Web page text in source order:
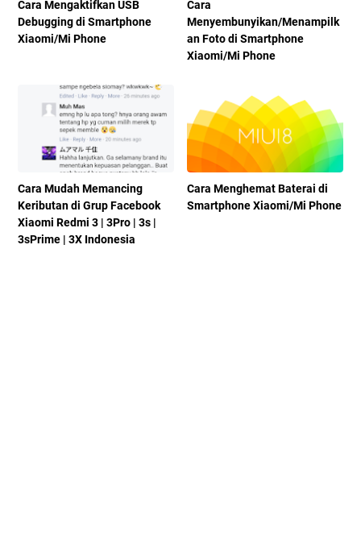
Cara Mengaktifkan USB
Debugging di Smartphone
Xiaomi/Mi Phone
Cara
Menyembunyikan/Menampilk
an Foto di Smartphone
Xiaomi/Mi Phone
Cara Mudah Memancing
Keributan di Grup Facebook
Xiaomi Redmi 3 | 3Pro | 3s |
3sPrime | 3X Indonesia
Cara Menghemat Baterai di
Smartphone Xiaomi/Mi Phone